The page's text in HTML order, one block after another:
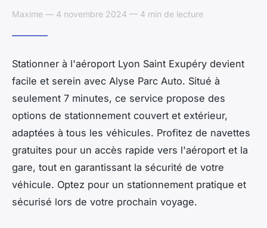
Maxime — 4 novembre 2024 — 4 min de lecture
Stationner à l'aéroport Lyon Saint Exupéry devient
facile et serein avec Alyse Parc Auto. Situé à
seulement 7 minutes, ce service propose des
options de stationnement couvert et extérieur,
adaptées à tous les véhicules. Profitez de navettes
gratuites pour un accès rapide vers l'aéroport et la
gare, tout en garantissant la sécurité de votre
véhicule. Optez pour un stationnement pratique et
sécurisé lors de votre prochain voyage.